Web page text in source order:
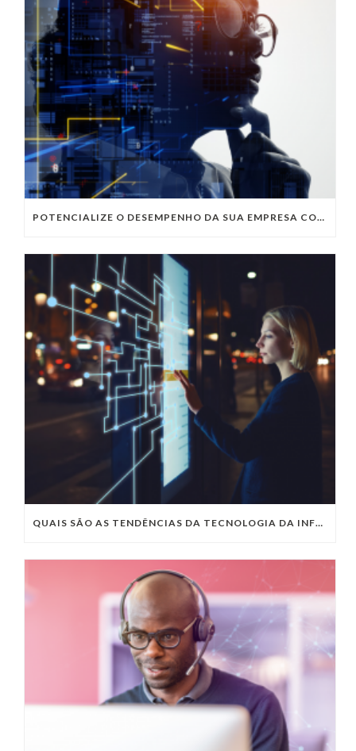
POTENCIALIZE O DESEMPENHO DA SUA EMPRESA COM OS SERVIÇOS DE TI DA VIVO VITA
QUAIS SÃO AS TENDÊNCIAS DA TECNOLOGIA DA INFORMAÇÃO PARA 2023?